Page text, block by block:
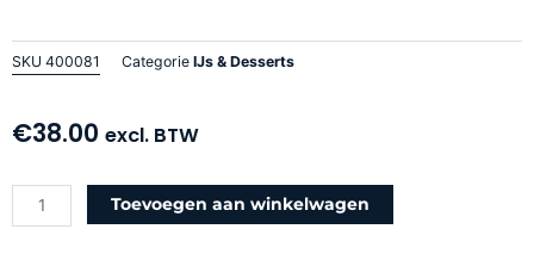
SKU 400081 Categorie IJs & Desserts
€38.00 excl. BTW
Caramelised
Toevoegen aan winkelwagen